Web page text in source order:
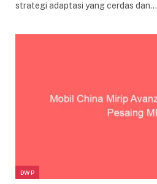
strategi adaptasi yang cerdas dan…
DWP